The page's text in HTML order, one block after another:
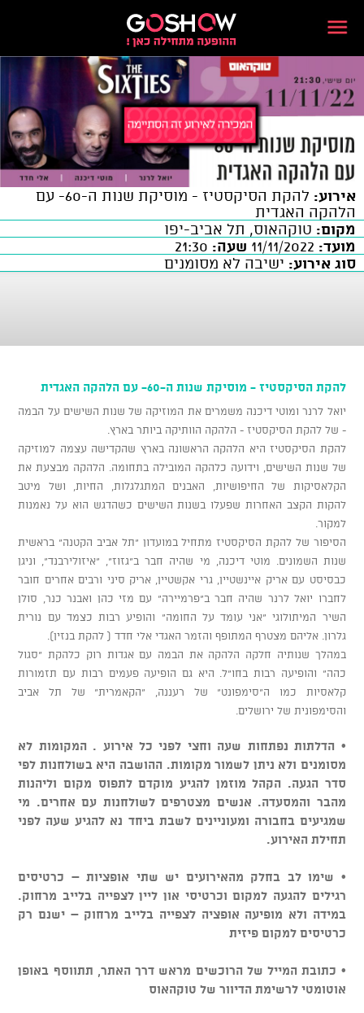
אירוע:
להקת הסיקסטיז - מוסיקת שנות ה-60- עם
הלהקה האגדית
מקום: טוקהאוס, תל אביב-יפו
מועד:
שעה:
סוג אירוע: ישיבה לא מסומנים
להקת הסיקסטיז - מוסיקת שנות ה-60- עם הלהקה האגדית
יואל לרנר ומוטי דיכנה משמרים את המוזיקה של שנות השישים על הבמה
- של להקת הסיקסטיז - הלהקה הוותיקה ביותר בארץ.
להקת הסיקסטיז היא הלהקה הראשונה בארץ שהקדישה עצמה למוזיקה
של שנות השישים, וידועה כלהקה המובילה בתחומה. הלהקה מבצעת את
הקלאסיקות של החיפושיות, האבנים המתגלגלות, החיות, ושל מיטב
להקות הקצב האחרות שפעלו בשנות השישים כשהדגש הוא על נאמנות
למקור.
הסיפור של להקת הסיקסטיז מתחיל במועדון "תל אביב הקטנה" בראשית
שנות השמונים. מוטי דיכנה, מי שהיה חבר ב"גזוז", "איזולירבנד", וניגן
כבסיסט עם אריק איינשטיין, גרי אקשטיין, אריק סיני ורבים אחרים חובר
לחברו יואל לרנר שהיה חבר ב"פרמיירה" עם מזי כהן ואבנר כנר, סולן
השיר המיתולוגי "אני עומד על החומה" והופיע רבות כצמד עם נורית
גלרון. אליהם מצטרף המתופף והזמר האגדי אלי חדד ( להקת בנזין).
במהלך שנותיה חלקה הלהקה את הבמה עם אגדות רוק כלהקת "סגול
כהה" והופיעה רבות בחו"ל. היא גם הופיעה פעמים רבות עם תזמורות
קלאסיות כמו ה"סימפונט" של רעננה, "הקאמרית" של תל אביב
והסימפונית של ירושלים.
• הדלתות נפתחות שעה וחצי לפני כל אירוע . המקומות לא
מסומנים ולא ניתן לשמור מקומות. ההושבה היא בשולחנות לפי
סדר הגעה. הקהל מוזמן להגיע מוקדם לתפוס מקום וליהנות
מהבר והמסעדה. אנשים מצטרפים לשולחנות עם אחרים. מי
שמגיעים בחבורה ומעוניינים לשבת ביחד נא להגיע שעה לפני
תחילת האירוע.
• שימו לב בחלק מהאירועים יש שתי אופציות – כרטיסים
רגילים להגעה למקום וכרטיסי און ליין לצפייה בלייב מרחוק.
במידה ולא מופיעה אופציה לצפייה בלייב מרחוק – ישנם רק
כרטיסים למקום פיזית
• כתובת המייל של הרוכשים מראש דרך האתר, תתווסף באופן
אוטומטי לרשימת הדיוור של טוקהאוס